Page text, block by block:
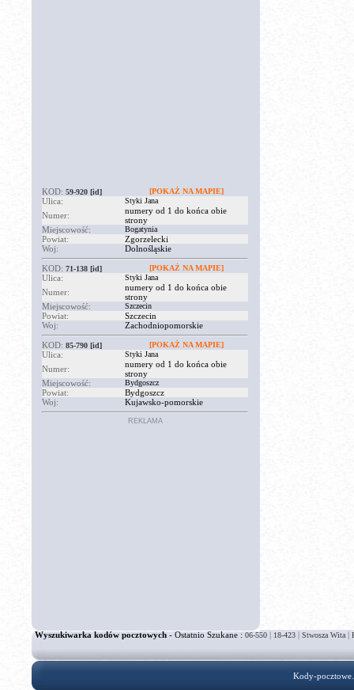
KOD: 59-920 [id] [POKAŻ NA MAPIE]
Ulica: Styki Jana
Numer:
numery od 1 do końca obie
strony
Miejscowość:
Bogatynia
Powiat:
Zgorzelecki
Woj:
Dolnośląskie
KOD: 71-138 [id] [POKAŻ NA MAPIE]
Ulica: Styki Jana
Numer:
numery od 1 do końca obie
strony
Miejscowość:
Szczecin
Powiat:
Szczecin
Woj:
Zachodniopomorskie
KOD: 85-790 [id] [POKAŻ NA MAPIE]
Ulica: Styki Jana
Numer:
numery od 1 do końca obie
strony
Miejscowość:
Bydgoszcz
Powiat:
Bydgoszcz
Woj:
Kujawsko-pomorskie
REKLAMA
Wyszukiwarka kodów pocztowych- Ostatnio Szukane :06-550 | 18-423 | Stwosza Wita |
Kody-